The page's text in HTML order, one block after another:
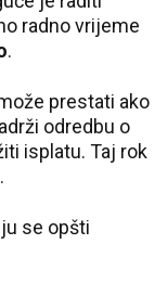
radno vrijeme
.
prestati ako
odredbu o
isplatu. Taj rok
.
se opšti